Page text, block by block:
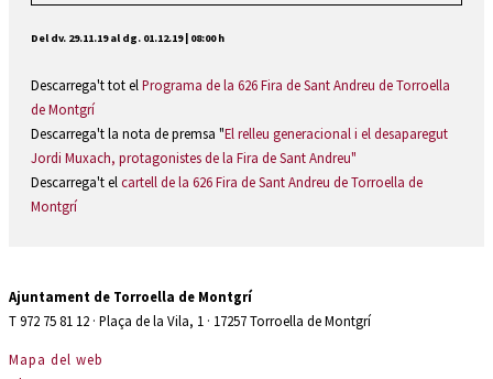
Del dv. 29.11.19al dg. 01.12.19| 08:00 h
Descarrega't tot elPrograma de la 626 Fira de Sant Andreu de Torroella
de Montgrí
Descarrega't la nota de premsa "El relleu generacional i el desaparegut
Jordi Muxach, protagonistes de la Fira de Sant Andreu"
Descarrega't elcartell de la 626 Fira de Sant Andreu de Torroella de
Montgrí
Ajuntament de Torroella de Montgrí
T 972 75 81 12 · Plaça de la Vila, 1 · 17257 Torroella de Montgrí
Mapa del web